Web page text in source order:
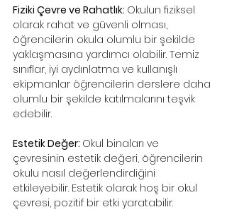
Fiziki Çevre ve Rahatlık: Okulun fiziksel
olarak rahat ve güvenli olması,
öğrencilerin okula olumlu bir şekilde
yaklaşmasına yardımcı olabilir. Temiz
sınıflar, iyi aydınlatma ve kullanışlı
ekipmanlar öğrencilerin derslere daha
olumlu bir şekilde katılmalarını teşvik
edebilir.
Estetik Değer: Okul binaları ve
çevresinin estetik değeri, öğrencilerin
okulu nasıl değerlendirdiğini
etkileyebilir. Estetik olarak hoş bir okul
çevresi, pozitif bir etki yaratabilir.